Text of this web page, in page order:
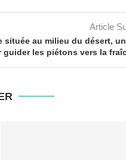
Article
située au milieu du désert, un
guider les piétons vers la